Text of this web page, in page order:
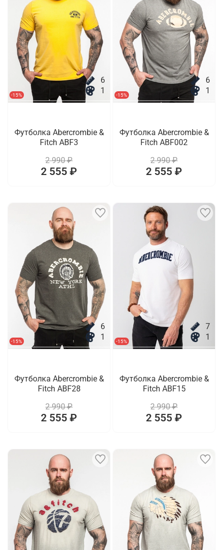
-15%
6
1
Футболка Abercrombie &
Fitch ABF3
2 990 ₽
2 555 ₽
-15%
6
1
Футболка Abercrombie &
Fitch ABF002
2 990 ₽
2 555 ₽
-15%
6
1
Футболка Abercrombie &
Fitch ABF28
2 990 ₽
2 555 ₽
-15%
7
1
Футболка Abercrombie &
Fitch ABF15
2 990 ₽
2 555 ₽